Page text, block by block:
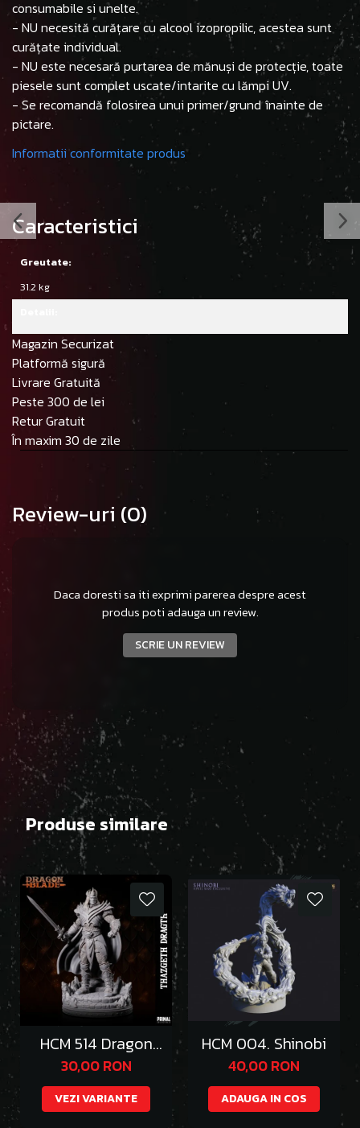
consumabile si unelte.
- NU necesită curățare cu alcool izopropilic, acestea sunt
curățate individual.
- NU este necesară purtarea de mănuși de protecție, toate
piesele sunt complet uscate/intarite cu lămpi UV.
- Se recomandă folosirea unui primer/grund înainte de
pictare.
Informatii conformitate produs
Caracteristici
Greutate:
31.2 kg
Magazin Securizat
Platformă sigură
Livrare Gratuită
Peste 300 de lei
Retur Gratuit
În maxim 30 de zile
Review-uri (0)
Daca doresti sa iti exprimi parerea despre acest
produs poti adauga un review.
SCRIE UN REVIEW
Produse similare
HCM 514 Dragon
Emperor Thazgeth
30,00 RON
VEZI VARIANTE
HCM 004. Shinobi
40,00 RON
ADAUGA IN COS